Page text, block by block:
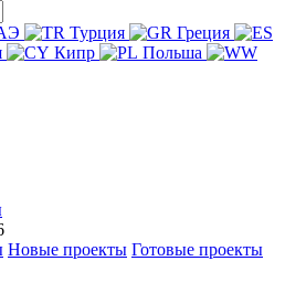
Турция
Греция
Кипр
Польша
Новые проекты Готовые проекты